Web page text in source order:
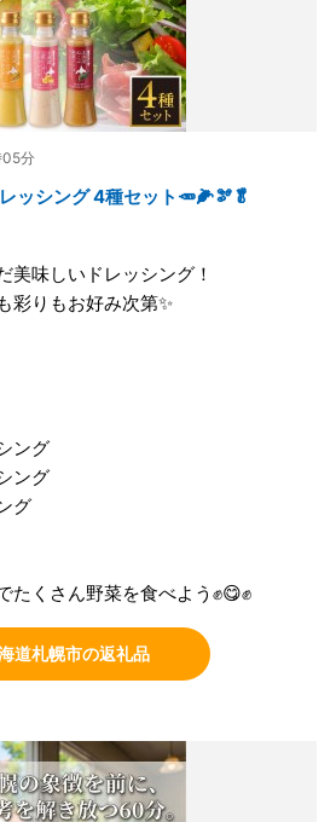
05分
ッシング 4種セット🥕🌽🫘🥬
美味しいドレッシング！
彩りもお好み次第✨
ング
ング
グ
くさん野菜を食べよう✊😋✊
道札幌市の返礼品